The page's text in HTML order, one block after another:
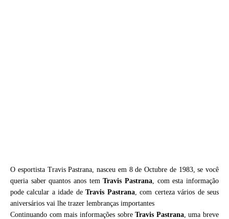
O esportista Travis Pastrana, nasceu em 8 de Octubre de 1983, se você
queria saber quantos anos temTravis Pastrana, com esta informação
pode calcular a idade deTravis Pastrana, com certeza vários de seus
aniversários vai lhe trazer lembranças importantes
Continuando com mais informações sobreTravis Pastrana, uma breve